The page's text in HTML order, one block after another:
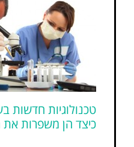
טכנולוגיות חדשות
כיצד הן משפרות את